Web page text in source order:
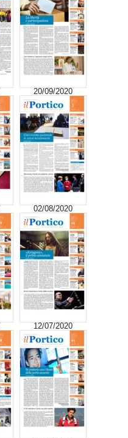
20/09/2020
02/08/2020
12/07/2020